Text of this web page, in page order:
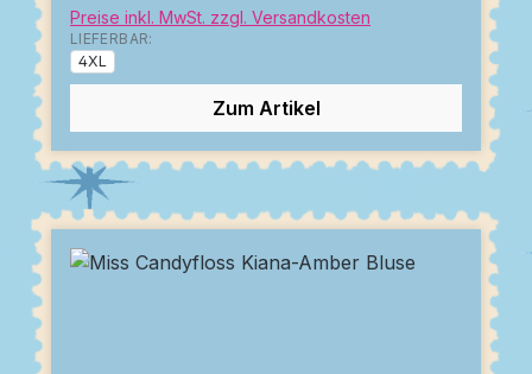
Preise inkl. MwSt. zzgl. Versandkosten
LIEFERBAR:
4XL
Zum Artikel